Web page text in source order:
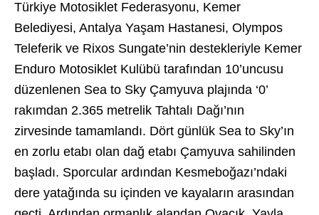
Türkiye Motosiklet Federasyonu, Kemer
Belediyesi, Antalya Yaşam Hastanesi, Olympos
Teleferik ve Rixos Sungate’nin destekleriyle Kemer
Enduro Motosiklet Kulübü tarafından 10’uncusu
düzenlenen Sea to Sky Çamyuva plajında ‘0’
rakımdan 2.365 metrelik Tahtalı Dağı’nın
zirvesinde tamamlandı. Dört günlük Sea to Sky’ın
en zorlu etabı olan dağ etabı Çamyuva sahilinden
başladı. Sporcular ardından Kesmeboğazı’ndaki
dere yatağında su içinden ve kayaların arasından